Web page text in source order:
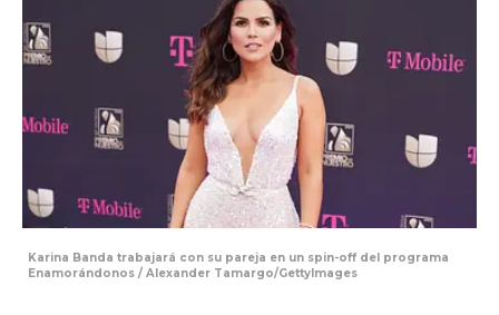
Karina Banda trabajará con su pareja en un spin-off del programa
Enamorándonos / Alexander Tamargo/GettyImages